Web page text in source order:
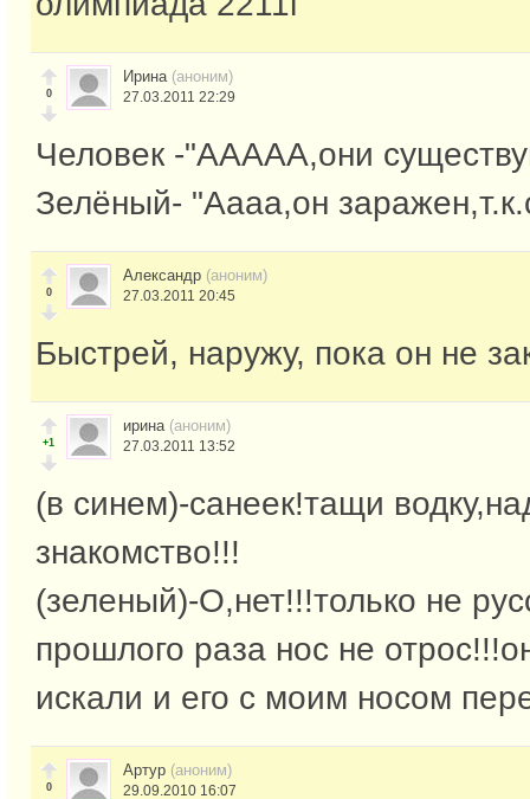
0
Ирина (аноним)
27.03.2011 22:29
Человек -"ААААА,они
Зелёный- "Аааа,он
0
Александр (аноним)
27.03.2011 20:45
Быстрей, наружу, пока он не
+1
ирина (аноним)
27.03.2011 13:52
(в синем)-санеек!тащи
знакомство!!!
(зеленый)-О,нет!!!только не
прошлого раза нос не
искали и его с моим носом
0
Артур (аноним)
29.09.2010 16:07